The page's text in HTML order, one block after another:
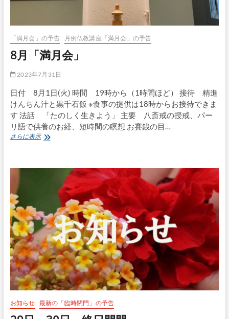
「満月会」の予告 月例仏教講座「満月会」の予告
8月「満月会」
2023年7月31日
日付 8月1日(火) 時間 19時から（1時間ほど） 接待 精進
けんちん汁と黒千石飯 ※食事の提供は18時からお接待できま
す 法話 「たのしく生きよう」 主要 八斎戒の授戒、パー
リ語で供養のお経、短時間の瞑想 お賽銭の目…
さらに表示8
お知らせ 最新の「臨時閉門」の予告